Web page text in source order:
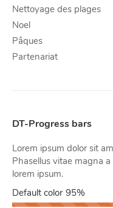
Nettoyage des plages
Noel
Pâques
Partenariat
DT-Progress bars
Lorem ipsum dolor sit
Phasellus vitae magna
lorem ipsum.
Default color 95%